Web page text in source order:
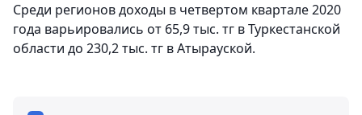
Среди регионов доходы в четвертом квартале 2020
года варьировались от 65,9 тыс. тг в Туркестанской
области до 230,2 тыс. тг в Атырауской.